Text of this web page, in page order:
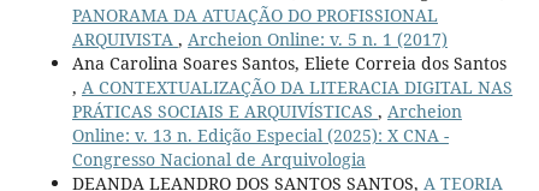
PANORAMA DA ATUAÇÃO DO PROFISSIONAL
ARQUIVISTA , Archeion Online: v. 5 n. 1 (2017)
Ana Carolina Soares Santos, Eliete Correia dos Santos
, A CONTEXTUALIZAÇÃO DA LITERACIA DIGITAL NAS
PRÁTICAS SOCIAIS E ARQUIVÍSTICAS , Archeion
Online: v. 13 n. Edição Especial (2025): X CNA -
Congresso Nacional de Arquivologia
DEANDA LEANDRO DOS SANTOS SANTOS, A TEORIA